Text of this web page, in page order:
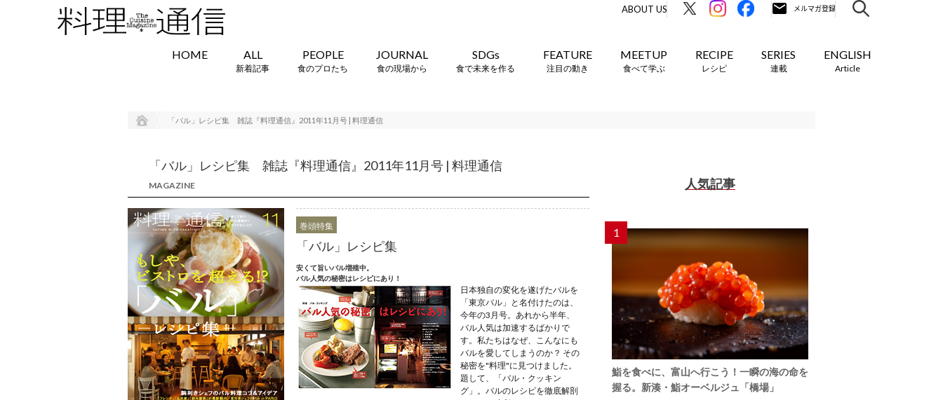
ABOUT US
HOME ALL
新着記事
PEOPLE
食のプロたち
JOURNAL
食の現場から
SDGs
食で未来を作る
FEATURE
注目の動き
MEETUP
食べて学ぶ
RECIPE
レシピ
SERIES
連載
ENGLISH
Article
「バル」レシピ集 雑誌『料理通信』2011年11月号 | 料理通信
「バル」レシピ集 雑誌『料理通信』2011年11月号 | 料理通信
MAGAZINE
巻頭特集
「バル」レシピ集
安くて旨いバル増殖中。
バル人気の秘密はレシピにあり！
日本独自の変化を遂げたバルを
「東京バル」と名付けたのは、
今年の3月号。あれから半年、
バル人気は加速するばかりで
す。私たちはなぜ、こんなにも
バルを愛してしまうのか？ その
秘密を"料理"に見つけました。
題して、「バル・クッキン
グ」。バルのレシピを徹底解剖
人気記事
1
鮨を食べに、富山へ行こう！一瞬の海の命を
握る。新湊・鮨オーベルジュ「橋場」